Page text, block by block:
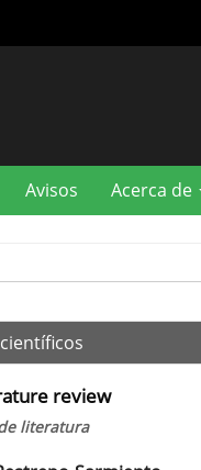
Avisos Acerca de
review
literatura